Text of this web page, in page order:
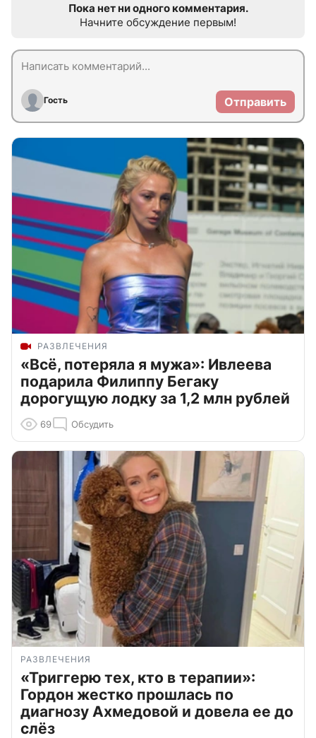
Пока нет ни одного комментария.
Начните обсуждение первым!
Гость Отправить
РАЗВЛЕЧЕНИЯ
«Всё, потеряла я мужа»: Ивлеева
подарила Филиппу Бегаку
дорогущую лодку за 1,2 млн рублей
69 Обсудить
РАЗВЛЕЧЕНИЯ
«Триггерю тех, кто в терапии»:
Гордон жестко прошлась по
диагнозу Ахмедовой и довела ее до
слёз